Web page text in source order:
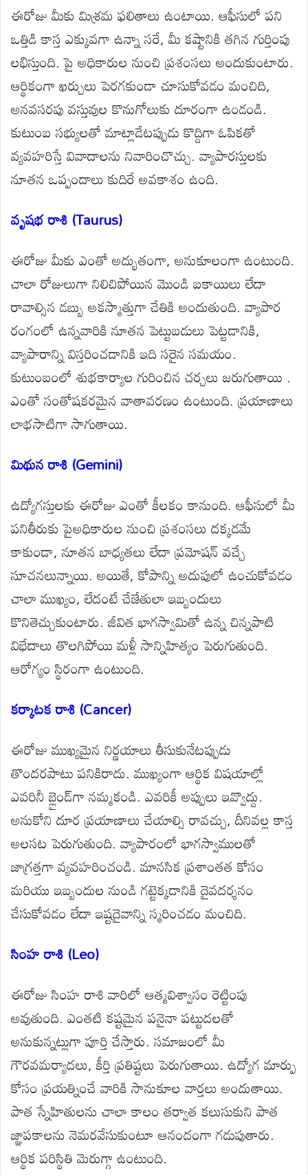
ఈరోజు మీకు మిశ్రమ ఫలితాలు ఉంటాయి. ఆఫీసులో పని
ఒత్తిడి కాస్త ఎక్కువగా ఉన్నా సరే, మీ కష్టానికి తగిన గుర్తింపు
లభిస్తుంది. పై అధికారుల నుంచి ప్రశంసలు అందుకుంటారు.
ఆర్థికంగా ఖర్చులు పెరగకుండా చూసుకోవడం మంచిది,
అనవసరపు వస్తువుల కొనుగోలుకు దూరంగా ఉండండి.
కుటుంబ సభ్యులతో మాట్లాడేటప్పుడు కొద్దిగా ఓపికతో
వ్యవహరిస్తే వివాదాలను నివారించొచ్చు. వ్యాపారస్తులకు
నూతన ఒప్పందాలు కుదిరే అవకాశం ఉంది.
వృషభ రాశి (Taurus)
ఈరోజు మీకు ఎంతో అద్భుతంగా, అనుకూలంగా ఉంటుంది.
చాలా రోజులుగా నిలిచిపోయిన మొండి బకాయిలు లేదా
రావాల్సిన డబ్బు అకస్మాత్తుగా చేతికి అందుతుంది. వ్యాపార
రంగంలో ఉన్నవారికి నూతన పెట్టుబడులు పెట్టడానికి,
వ్యాపారాన్ని విస్తరించడానికి ఇది సరైన సమయం.
కుటుంబంలో శుభకార్యాల గురించిన చర్చలు జరుగుతాయి .
ఎంతో సంతోషకరమైన వాతావరణం ఉంటుంది. ప్రయాణాలు
లాభసాటిగా సాగుతాయి.
మిథున రాశి (Gemini)
ఉద్యోగస్తులకు ఈరోజు ఎంతో కీలకం కానుంది. ఆఫీసులో మీ
పనితీరుకు పైఅధికారుల నుంచి ప్రశంసలు దక్కడమే
కాకుండా, నూతన బాధ్యతలు లేదా ప్రమోషన్ వచ్చే
సూచనలున్నాయి. అయితే, కోపాన్ని అదుపులో ఉంచుకోవడం
చాలా ముఖ్యం, లేదంటే చేజేతులా ఇబ్బందులు
కొనితెచ్చుకుంటారు. జీవిత భాగస్వామితో ఉన్న చిన్నపాటి
విభేదాలు తొలగిపోయి మళ్లీ సాన్నిహిత్యం పెరుగుతుంది.
ఆరోగ్యం స్థిరంగా ఉంటుంది.
కర్కాటక రాశి (Cancer)
ఈరోజు ముఖ్యమైన నిర్ణయాలు తీసుకునేటప్పుడు
తొందరపాటు పనికిరాదు. ముఖ్యంగా ఆర్థిక విషయాల్లో
ఎవరినీ బ్లైండ్‌గా నమ్మకండి. ఎవరికీ అప్పులు ఇవ్వొద్దు.
అనుకోని దూర ప్రయాణాలు చేయాల్సి రావచ్చు, దీనివల్ల కాస్త
అలసట పెరుగుతుంది. వ్యాపారంలో భాగస్వాములతో
జాగ్రత్తగా వ్యవహరించండి. మానసిక ప్రశాంతత కోసం
మరియు ఇబ్బందుల నుండి గట్టెక్కడానికి దైవదర్శనం
చేసుకోవడం లేదా ఇష్టదైవాన్ని స్మరించడం మంచిది.
సింహ రాశి (Leo)
ఈరోజు సింహ రాశి వారిలో ఆత్మవిశ్వాసం రెట్టింపు
అవుతుంది. ఎంతటి కష్టమైన పనైనా పట్టుదలతో
అనుకున్నట్లుగా పూర్తి చేస్తారు. సమాజంలో మీ
గౌరవమర్యాదలు, కీర్తి ప్రతిష్టలు పెరుగుతాయి. ఉద్యోగ మార్పు
కోసం ప్రయత్నించే వారికి సానుకూల వార్తలు అందుతాయి.
పాత స్నేహితులను చాలా కాలం తర్వాత కలుసుకుని పాత
జ్ఞాపకాలను నెమరవేసుకుంటూ ఆనందంగా గడుపుతారు.
ఆర్థిక పరిస్థితి మెరుగ్గా ఉంటుంది.